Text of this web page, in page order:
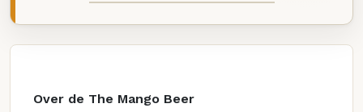
Over de The Mango Beer